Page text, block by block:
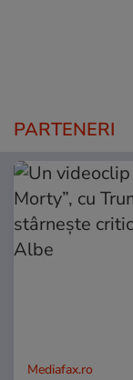
PARTENERI
Mediafax.ro